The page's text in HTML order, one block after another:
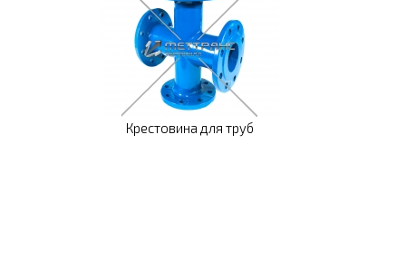
Крестовина для труб